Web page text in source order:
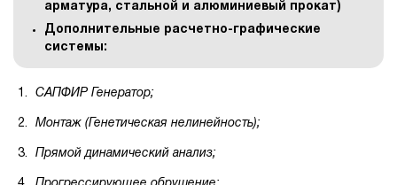
арматура, стальной и алюминиевый прокат)
Дополнительные расчетно-графические
системы:
САПФИР Генератор;
Монтаж (Генетическая нелинейность);
Прямой динамический анализ;